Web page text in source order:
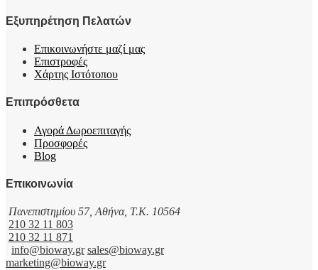
Εξυπηρέτηση Πελατών
Επικοινωνήστε μαζί μας
Επιστροφές
Χάρτης Ιστότοπου
Επιπρόσθετα
Αγορά Δωροεπιταγής
Προσφορές
Blog
Επικοινωνία
Πανεπιστημίου 57, Αθήνα, T.K. 10564
210 32 11 803
210 32 11 871
info@bioway.gr sales@bioway.gr
marketing@bioway.gr